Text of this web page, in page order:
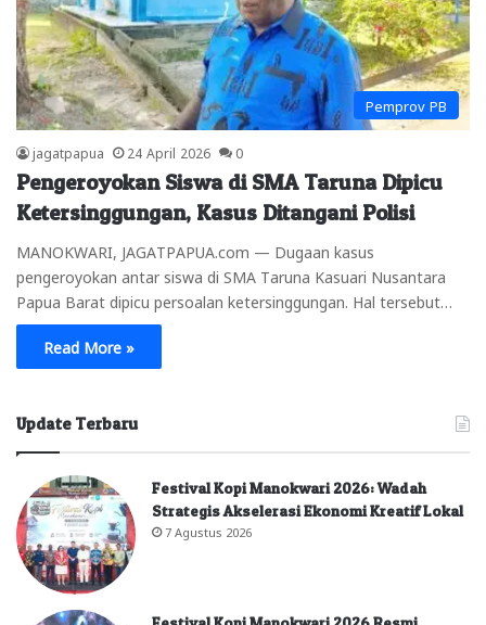
Pemprov PB
jagatpapua 24 April 2026 0
Pengeroyokan Siswa di SMA Taruna Dipicu
Ketersinggungan, Kasus Ditangani Polisi
MANOKWARI, JAGATPAPUA.com — Dugaan kasus
pengeroyokan antar siswa di SMA Taruna Kasuari Nusantara
Papua Barat dipicu persoalan ketersinggungan. Hal tersebut…
Read More »
Update Terbaru
Festival Kopi Manokwari 2026: Wadah
Strategis Akselerasi Ekonomi Kreatif Lokal
7 Agustus 2026